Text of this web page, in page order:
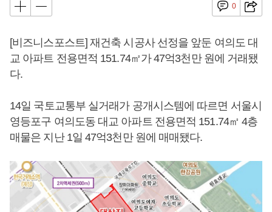
0
[비즈니스포스트] 재건축 시공사 선정을 앞둔 여의도 대
교 아파트 전용면적 151.74㎡가 47억3천만 원에 거래됐
다.
14일 국토교통부 실거래가 공개시스템에 따르면 서울시
영등포구 여의도동 대교 아파트 전용면적 151.74㎡ 4층
매물은 지난 1일 47억3천만 원에 매매됐다.